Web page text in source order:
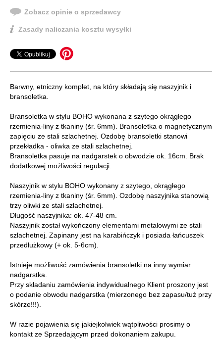
Zobacz opinie o sprzedawcy
Zasady naliczania kosztu wysyłki
Barwny, etniczny komplet, na który składają się naszyjnik i
bransoletka.
Bransoletka w stylu BOHO wykonana z szytego okrągłego
rzemienia-liny z tkaniny (śr. 6mm). Bransoletka o magnetycznym
zapięciu ze stali szlachetnej. Ozdobę bransoletki stanowi
przekładka - oliwka ze stali szlachetnej.
Bransoletka pasuje na nadgarstek o obwodzie ok. 16cm. Brak
dodatkowej możliwości regulacji.
Naszyjnik w stylu BOHO wykonany z szytego, okrągłego
rzemienia-liny z tkaniny (śr. 6mm). Ozdobę naszyjnika stanowią
trzy oliwki ze stali szlachetnej.
Długość naszyjnika: ok. 47-48 cm.
Naszyjnik został wykończony elementami metalowymi ze stali
szlachetnej. Zapinany jest na karabińczyk i posiada łańcuszek
przedłużkowy (+ ok. 5-6cm).
Istnieje możliwość zamówienia bransoletki na inny wymiar
nadgarstka.
Przy składaniu zamówienia indywidualnego Klient proszony jest
o podanie obwodu nadgarstka (mierzonego bez zapasu/tuż przy
skórze!!!).
W razie pojawienia się jakiejkolwiek wątpliwości prosimy o
kontakt ze Sprzedającym przed dokonaniem zakupu.